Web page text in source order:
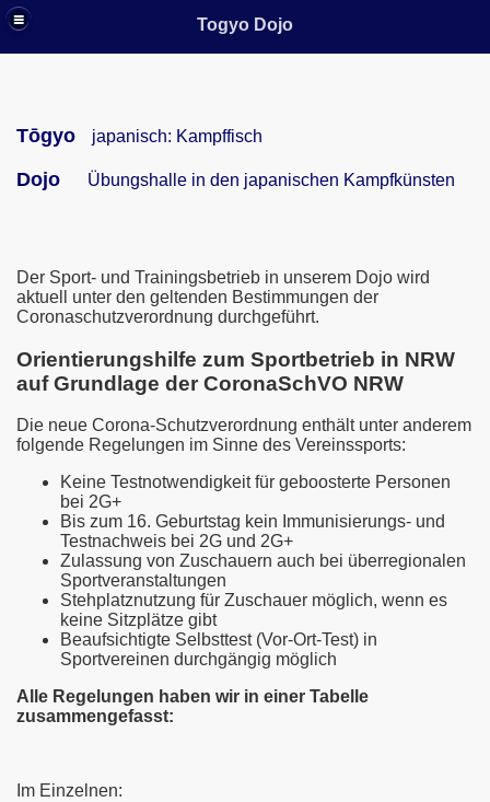
Togyo Dojo
Tōgyo japanisch: Kampffisch
Dojo Übungshalle in den japanischen Kampfkünsten
Der Sport- und Trainingsbetrieb in unserem Dojo wird
aktuell unter den geltenden Bestimmungen der
Coronaschutzverordnung durchgeführt.
Orientierungshilfe zum Sportbetrieb in NRW
auf Grundlage der CoronaSchVO NRW
Die neue Corona-Schutzverordnung enthält unter anderem
folgende Regelungen im Sinne des Vereinssports:
Keine Testnotwendigkeit für geboosterte Personen
bei 2G+
Bis zum 16. Geburtstag kein Immunisierungs- und
Testnachweis bei 2G und 2G+
Zulassung von Zuschauern auch bei überregionalen
Sportveranstaltungen
Stehplatznutzung für Zuschauer möglich, wenn es
keine Sitzplätze gibt
Beaufsichtigte Selbsttest (Vor-Ort-Test) in
Sportvereinen durchgängig möglich
Alle Regelungen haben wir in einer Tabelle
zusammengefasst:
Im Einzelnen: